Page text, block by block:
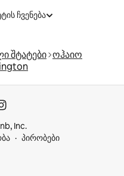
ჩვენება
შტატები ოჰაიო
Inc.
პირობები